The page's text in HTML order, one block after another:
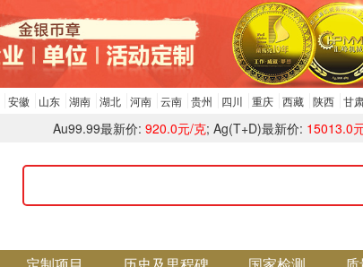
安徽 山东 湖南 湖北 河南 云南 贵州 四川 重庆 西藏 陕西 甘
Au99.99最新价: 920.0元/克; Ag(T+D)最新价: 15013.0